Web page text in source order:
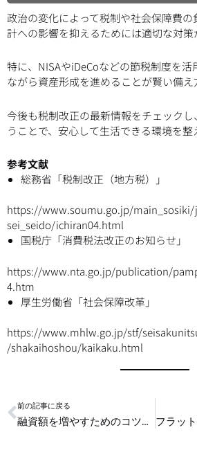
政治の変化によって税制や社会保障費
計への影響を抑えるためには適切な対策
特に、NISAやiDeCoなどの節税制度を
ながら資産形成を進めることが賢い備え
今後も税制改正の最新情報をチェック
うことで、安心して生活できる環境を整
参考文献
総務省「税制改正（地方税）」
https://www.soumu.go.jp/main_sosiki/
sei_seido/ichiran04.html
国税庁「消費税法改正のお知らせ」
https://www.nta.go.jp/publication/
4.htm
厚生労働省「社会保障改革」
https://www.mhlw.go.jp/stf/
/shakaihoshou/kaikaku.html
Prev
前の記事に戻る
融資額を増やすためのコツ：年収や職業で変わるポイント